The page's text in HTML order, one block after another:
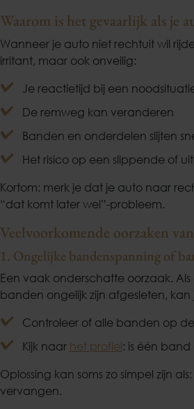
Waarom is het gevaarlijk als je
Wanneer je auto niet rechtuit wil
irritant, maar ook onveilig:
Je reactietijd bij een
De remweg kan veranderen
Banden en onderdelen slijten
Het risico op een slippende of
Kortom: merk je dat je auto naar
“dat komt later wel”-probleem.
Veelvoorkomende oorzaken
1. Ongelijke bandenspanning of
Een vaak onderschatte oorzaak.
banden ongelijk zijn afgesleten,
Controleer of alle banden op
Kijk naar het profiel: is één
Oplossing kan soms zo simpel zijn
vervangen.